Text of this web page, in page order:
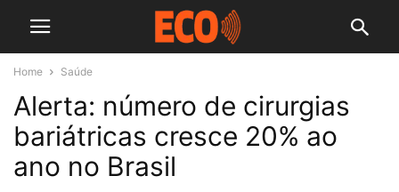
Home Saúde
Alerta: número de cirurgias
bariátricas cresce 20% ao
ano no Brasil